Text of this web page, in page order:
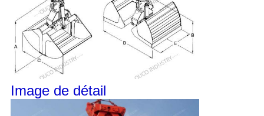
Image de détail